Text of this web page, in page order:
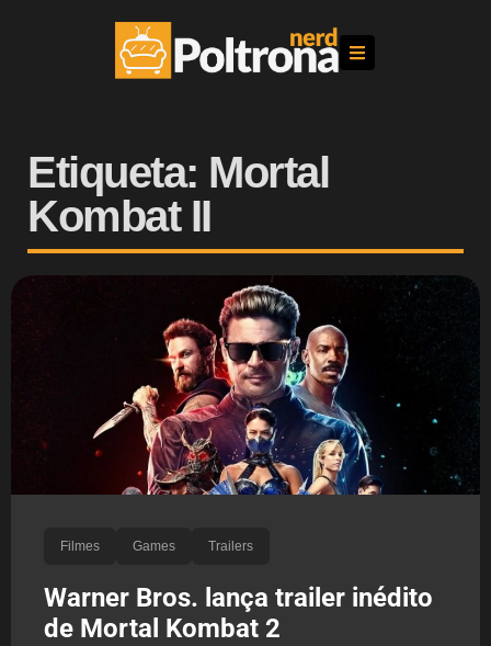
Etiqueta: Mortal
Kombat II
Filmes Games Trailers
Warner Bros. lança trailer inédito
de Mortal Kombat 2